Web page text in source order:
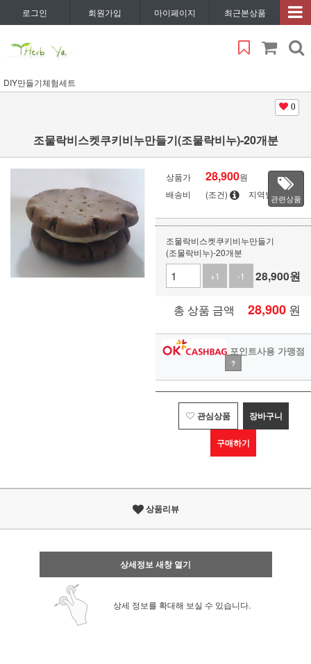
로그인 회원가입 마이페이지 최근본상품
DIY만들기체험세트
0
조물락비스켓쿠키비누만들기(조물락비누)-20개분
상품가 28,900원
배송비
(조건) 지역별관련상품
조물락비스켓쿠키비누만들기
(조물락비누)-20개분
+1
-1 28,900원
총 상품 금액 28,900 원
포인트사용 가맹점
?
관심상품 장바구니
구매하기
상품리뷰
상세정보 새창 열기
상세 정보를 확대해 보실 수 있습니다.